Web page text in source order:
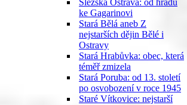
Slezská Ostrava: od hradu
ke Gagarinovi
Stará Bělá aneb Z
nejstarších dějin Bělé i
Ostravy
Stará Hrabůvka: obec, která
téměř zmizela
Stará Poruba: od 13. století
po osvobození v roce 1945
Staré Vítkovice: nejstarší